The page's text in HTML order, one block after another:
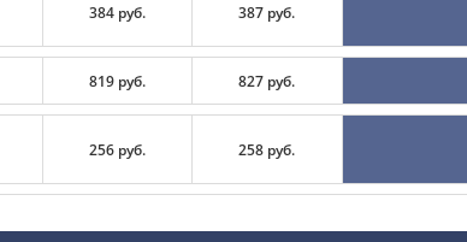
384 руб. 387 руб.
819 руб. 827 руб.
256 руб. 258 руб.